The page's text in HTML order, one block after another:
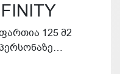
125 მ2